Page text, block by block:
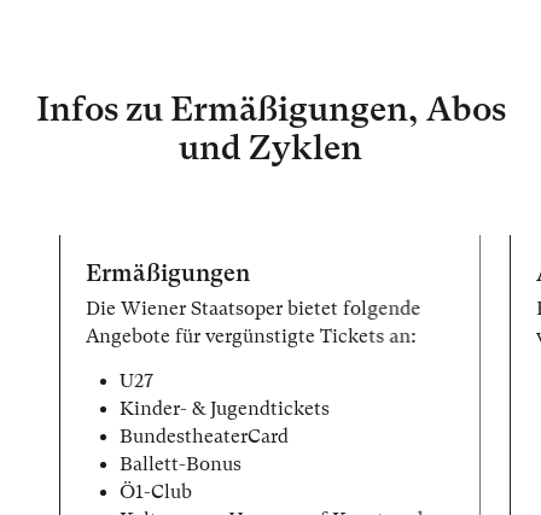
Infos zu Ermäßigungen, Abos
und Zyklen
Ermäßigungen
Die Wiener Staatsoper bietet folgende
Angebote für vergünstigte Tickets an:
U27
Kinder- & Jugendtickets
BundestheaterCard
Ballett-Bonus
Ö1-Club